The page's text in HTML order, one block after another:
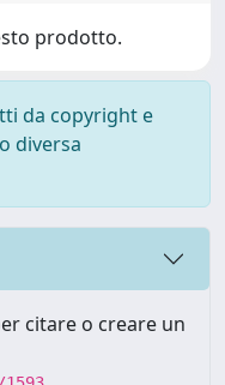
prodotto.
da copyright e
diversa
citare o creare un